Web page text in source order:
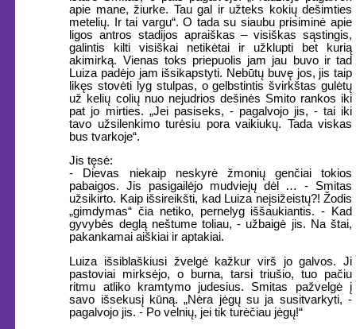
apie mane, žiurke. Tau gal ir užteks kokių dešimties
metelių. Ir tai vargu“. O tada su siaubu prisiminė apie
ligos antros stadijos apraiškas – visiškas sąstingis,
galintis kilti visiškai netikėtai ir užklupti bet kurią
akimirką. Vienas toks priepuolis jam jau buvo ir tad
Luiza padėjo jam išsikapstyti. Nebūtų buvę jos, jis taip
likęs stovėti lyg stulpas, o gelbstintis švirkštas gulėtų
už kelių colių nuo nejudrios dešinės Smito rankos iki
pat jo mirties. „Jei pasiseks, - pagalvojo jis, - tai iki
tavo užsilenkimo turėsiu pora vaikiukų. Tada viskas
bus tvarkoje“.
Jis tęsė:
- Dievas niekaip neskyrė žmonių genčiai tokios
pabaigos. Jis pasigailėjo mudviejų dėl … - Smitas
užsikirto. Kaip išsireikšti, kad Luiza neįsižeistų?! Žodis
„gimdymas“ čia netiko, pernelyg iššaukiantis. - Kad
gyvybės deglą neštume toliau, - užbaigė jis. Na štai,
pakankamai aiškiai ir aptakiai.
Luiza išsiblaškiusi žvelgė kažkur virš jo galvos. Ji
pastoviai mirksėjo, o burna, tarsi triušio, tuo pačiu
ritmu atliko kramtymo judesius. Smitas pažvelgė į
savo išsekusį kūną. „Nėra jėgų su ja susitvarkyti, -
pagalvojo jis. - Po velnių, jei tik turėčiau jėgų!“